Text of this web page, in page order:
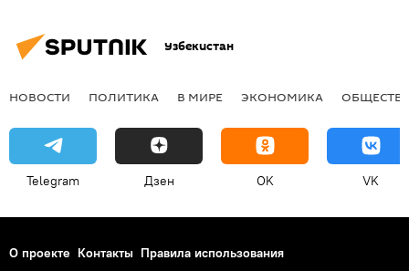
Узбекистан
НОВОСТИ ПОЛИТИКА В МИРЕ ЭКОНОМИКА
Telegram Дзен OK VK
О проекте Контакты Правила использования